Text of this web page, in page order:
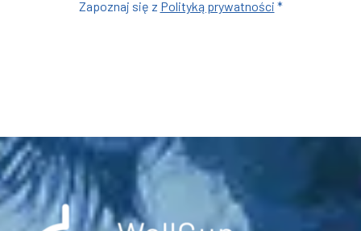
Zapoznaj się z Polityką prywatności *